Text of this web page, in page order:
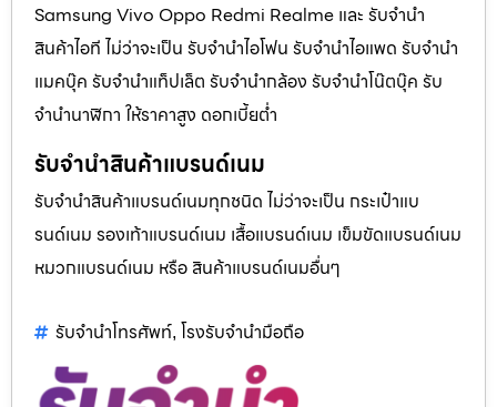
Samsung Vivo Oppo Redmi Realme และ รับจำนำ
สินค้าไอที ไม่ว่าจะเป็น รับจำนำไอโฟน รับจำนำไอแพด รับจำนำ
แมคบุ๊ค รับจำนำแท็ปเล็ต รับจำนำกล้อง รับจำนำโน๊ตบุ๊ค รับ
จำนำนาฬิกา ให้ราคาสูง ดอกเบี้ยต่ำ
รับจำนำสินค้าแบรนด์เนม
รับจำนำสินค้าแบรนด์เนมทุกชนิด ไม่ว่าจะเป็น กระเป๋าแบ
รนด์เนม รองเท้าแบรนด์เนม เสื้อแบรนด์เนม เข็มขัดแบรนด์เนม
หมวกแบรนด์เนม หรือ สินค้าแบรนด์เนมอื่นๆ
รับจำนำโทรศัพท์, โรงรับจำนำมือถือ